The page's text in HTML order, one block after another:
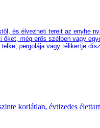
és élvezheti tereit az enyhe
őket, még erős szélben vagy
telke, pergolája vagy télikertje
korlátlan, évtizedes